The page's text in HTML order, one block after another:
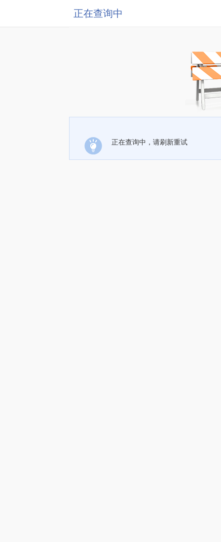
正在查询中
正在查询中，请刷新重试